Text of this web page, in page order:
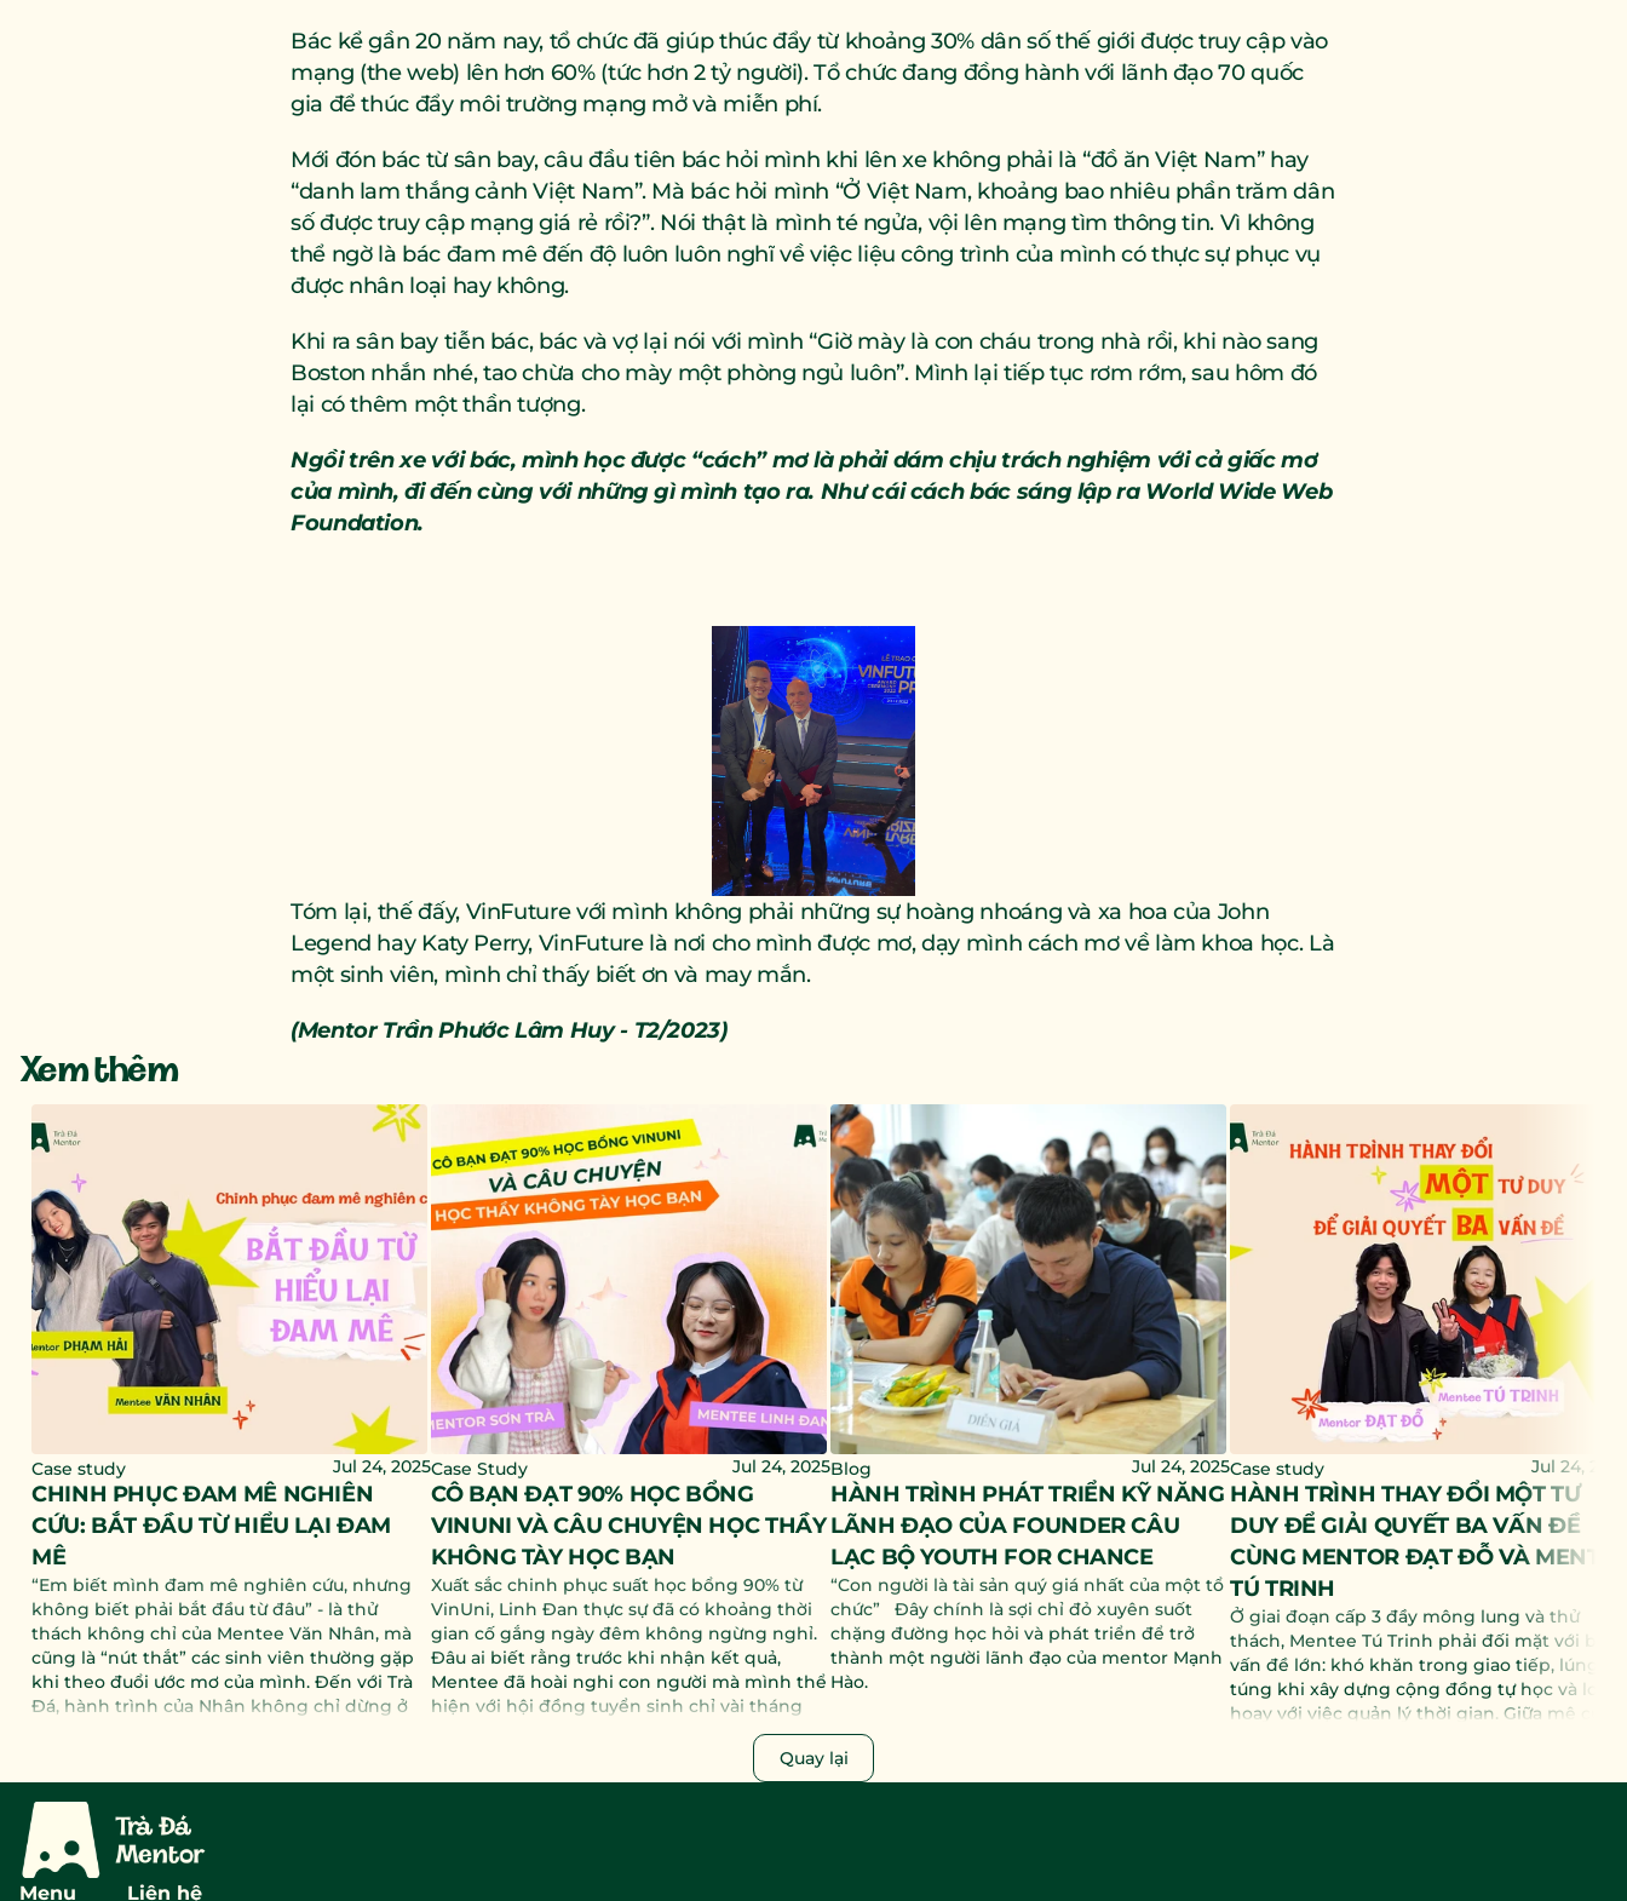
Bác kể gần 20 năm nay, tổ chức đã giúp thúc đẩy từ khoảng 30% dân số thế giới được truy cập vào
mạng (the web) lên hơn 60% (tức hơn 2 tỷ người). Tổ chức đang đồng hành với lãnh đạo 70 quốc
gia để thúc đẩy môi trường mạng mở và miễn phí.
Mới đón bác từ sân bay, câu đầu tiên bác hỏi mình khi lên xe không phải là “đồ ăn Việt Nam” hay
“danh lam thắng cảnh Việt Nam”. Mà bác hỏi mình “Ở Việt Nam, khoảng bao nhiêu phần trăm dân
số được truy cập mạng giá rẻ rồi?”. Nói thật là mình té ngửa, vội lên mạng tìm thông tin. Vì không
thể ngờ là bác đam mê đến độ luôn luôn nghĩ về việc liệu công trình của mình có thực sự phục vụ
được nhân loại hay không.
Khi ra sân bay tiễn bác, bác và vợ lại nói với mình “Giờ mày là con cháu trong nhà rồi, khi nào sang
Boston nhắn nhé, tao chừa cho mày một phòng ngủ luôn”. Mình lại tiếp tục rơm rớm, sau hôm đó
lại có thêm một thần tượng.
Ngồi trên xe với bác, mình học được “cách” mơ là phải dám chịu trách nghiệm với cả giấc mơ
của mình, đi đến cùng với những gì mình tạo ra. Như cái cách bác sáng lập ra World Wide Web
Foundation.
Tóm lại, thế đấy, VinFuture với mình không phải những sự hoàng nhoáng và xa hoa của John
Legend hay Katy Perry, VinFuture là nơi cho mình được mơ, dạy mình cách mơ về làm khoa học. Là
một sinh viên, mình chỉ thấy biết ơn và may mắn.
(Mentor Trần Phước Lâm Huy - T2/2023)
Xem thêm
Case study Jul 24, 2025
CHINH PHỤC ĐAM MÊ NGHIÊN
CỨU: BẮT ĐẦU TỪ HIỂU LẠI ĐAM
MÊ
“Em biết mình đam mê nghiên cứu, nhưng
không biết phải bắt đầu từ đâu” - là thử
thách không chỉ của Mentee Văn Nhân, mà
cũng là “nút thắt” các sinh viên thường gặp
khi theo đuổi ước mơ của mình. Đến với Trà
Đá, hành trình của Nhân không chỉ dừng ở
chất là gì?
Case Study Jul 24, 2025
CÔ BẠN ĐẠT 90% HỌC BỔNG
VINUNI VÀ CÂU CHUYỆN HỌC THẦY
KHÔNG TÀY HỌC BẠN
Xuất sắc chinh phục suất học bổng 90% từ
VinUni, Linh Đan thực sự đã có khoảng thời
gian cố gắng ngày đêm không ngừng nghỉ.
Đâu ai biết rằng trước khi nhận kết quả,
Mentee đã hoài nghi con người mà mình thể
hiện với hội đồng tuyển sinh chỉ vài tháng
trước. Trà Đá Mentor lúc ấy như một người
bạn đồng hành, không áp đặt, không giáo
điều, mà chỉ đơn giản là cùng Đan có những
Blog Jul 24, 2025
HÀNH TRÌNH PHÁT TRIỂN KỸ NĂNG
LÃNH ĐẠO CỦA FOUNDER CÂU
LẠC BỘ YOUTH FOR CHANCE
“Con người là tài sản quý giá nhất của một tổ
chức”   Đây chính là sợi chỉ đỏ xuyên suốt
chặng đường học hỏi và phát triển để trở
thành một người lãnh đạo của mentor Mạnh
Hào.
Case study Jul 24,
HÀNH TRÌNH THAY ĐỔI MỘT TƯ
DUY ĐỂ GIẢI QUYẾT BA VẤN ĐỀ
CÙNG MENTOR ĐẠT ĐỖ VÀ MENTEE
TÚ TRINH
Ở giai đoạn cấp 3 đầy mông lung và thử
thách, Mentee Tú Trinh phải đối mặt với ba
vấn đề lớn: khó khăn trong giao tiếp, lúng
túng khi xây dựng cộng đồng tự học và loay
hoay với việc quản lý thời gian. Giữa mê cung
Trong buổi phỏng vấn, mentor Đạt Đỗ đã lựa
Quay lại
Menu Liên hệ